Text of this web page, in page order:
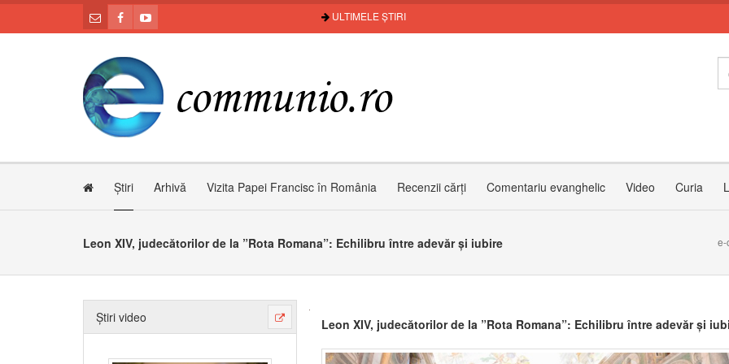
ULTIMELE ȘTIRI
Știri Arhivă Vizita Papei Francisc în România Recenzii cărți Comentariu evanghelic Video Curia
Leon XIV, judecătorilor de la ”Rota Romana”: Echilibru între adevăr și iubire e-
Știri video Leon XIV, judecătorilor de la ”Rota Romana”: Echilibru între adevăr și